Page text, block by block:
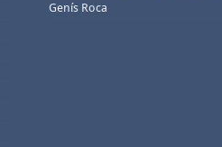
Genís Roca